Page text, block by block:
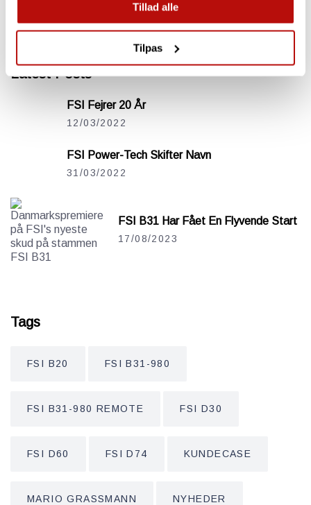
Tillad alle
Tilpas
Latest Posts
FSI Fejrer 20 År
12/03/2022
FSI Power-Tech Skifter Navn
31/03/2022
FSI B31 Har Fået En Flyvende Start
17/08/2023
Tags
FSI B20 FSI B31-980
FSI B31-980 REMOTE FSI D30
FSI D60 FSI D74 KUNDECASE
MARIO GRASSMANN NYHEDER